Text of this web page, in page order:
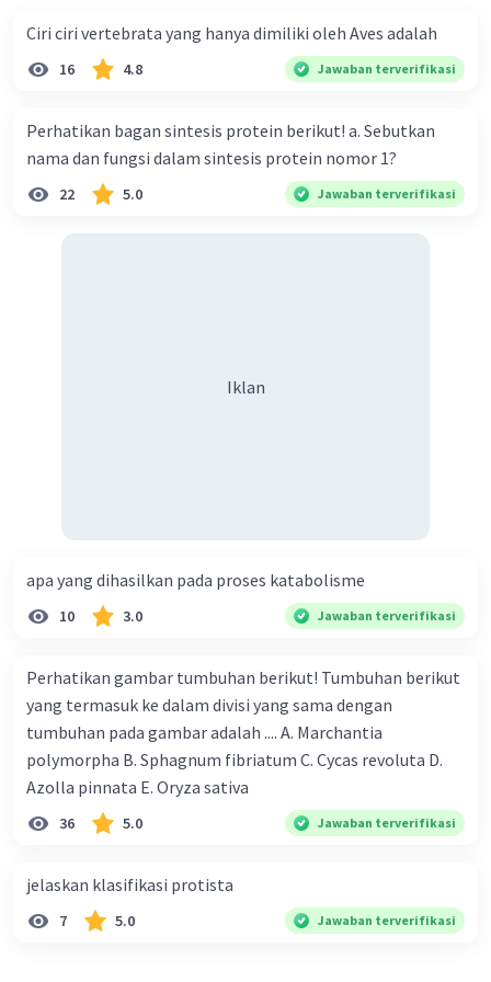
jati(Tectona grandis). Jadi,Tectona grandis
keanekaragaman hayati sebagai sumber papan.
Ciri ciri vertebrata yang hanya dimiliki oleh Aves adalah
16 4.8 Jawaban terverifikasi
Perhatikan bagan sintesis protein berikut! a. Sebutkan
nama dan fungsi dalam sintesis protein nomor 1?
22 5.0 Jawaban terverifikasi
Iklan
apa yang dihasilkan pada proses katabolisme
10 3.0 Jawaban terverifikasi
Perhatikan gambar tumbuhan berikut! Tumbuhan berikut
yang termasuk ke dalam divisi yang sama dengan
tumbuhan pada gambar adalah .... A. Marchantia
polymorpha B. Sphagnum fibriatum C. Cycas revoluta D.
Azolla pinnata E. Oryza sativa
36 5.0 Jawaban terverifikasi
jelaskan klasifikasi protista
7 5.0 Jawaban terverifikasi